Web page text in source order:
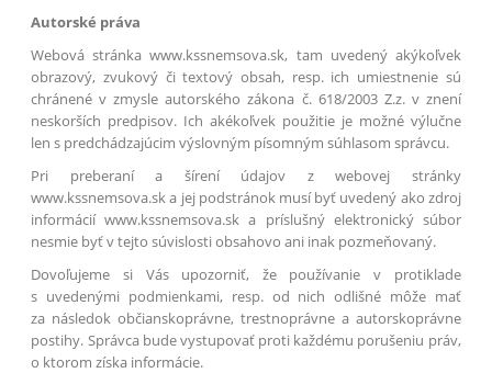
Autorské práva
Webová stránka www.kssnemsova.sk, tam uvedený akýkoľvek
obrazový, zvukový či textový obsah, resp. ich umiestnenie sú
chránené v zmysle autorského zákona č. 618/2003 Z.z. v znení
neskorších predpisov. Ich akékoľvek použitie je možné výlučne
len s predchádzajúcim výslovným písomným súhlasom správcu.
Pri preberaní a šírení údajov z webovej stránky
www.kssnemsova.sk a jej podstránok musí byť uvedený ako zdroj
informácií www.kssnemsova.sk a príslušný elektronický súbor
nesmie byť v tejto súvislosti obsahovo ani inak pozmeňovaný.
Dovoľujeme si Vás upozorniť, že používanie v protiklade
s uvedenými podmienkami, resp. od nich odlišné môže mať
za následok občianskoprávne, trestnoprávne a autorskoprávne
postihy. Správca bude vystupovať proti každému porušeniu práv,
o ktorom získa informácie.